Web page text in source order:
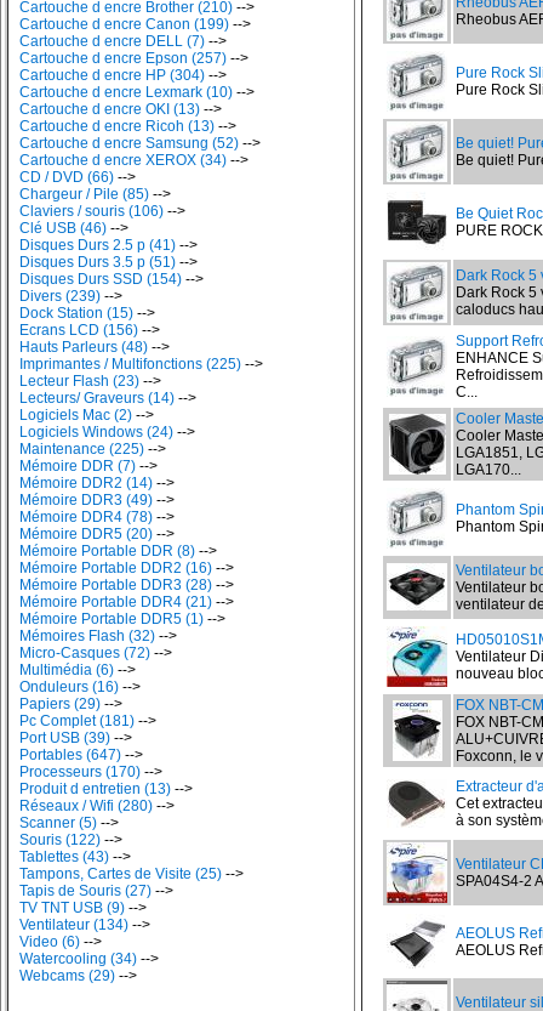
Cartouche d encre Brother (210) -->
Cartouche d encre Canon (199) -->
Cartouche d encre DELL (7) -->
Cartouche d encre Epson (257) -->
Cartouche d encre HP (304) -->
Cartouche d encre Lexmark (10) -->
Cartouche d encre OKI (13) -->
Cartouche d encre Ricoh (13) -->
Cartouche d encre Samsung (52) -->
Cartouche d encre XEROX (34) -->
CD / DVD (66) -->
Chargeur / Pile (85) -->
Claviers / souris (106) -->
Clé USB (46) -->
Disques Durs 2.5 p (41) -->
Disques Durs 3.5 p (51) -->
Disques Durs SSD (154) -->
Divers (239) -->
Dock Station (15) -->
Ecrans LCD (156) -->
Hauts Parleurs (48) -->
Imprimantes / Multifonctions (225) -->
Lecteur Flash (23) -->
Lecteurs/ Graveurs (14) -->
Logiciels Mac (2) -->
Logiciels Windows (24) -->
Maintenance (225) -->
Mémoire DDR (7) -->
Mémoire DDR2 (14) -->
Mémoire DDR3 (49) -->
Mémoire DDR4 (78) -->
Mémoire DDR5 (20) -->
Mémoire Portable DDR (8) -->
Mémoire Portable DDR2 (16) -->
Mémoire Portable DDR3 (28) -->
Mémoire Portable DDR4 (21) -->
Mémoire Portable DDR5 (1) -->
Mémoires Flash (32) -->
Micro-Casques (72) -->
Multimédia (6) -->
Onduleurs (16) -->
Papiers (29) -->
Pc Complet (181) -->
Port USB (39) -->
Portables (647) -->
Processeurs (170) -->
Produit d entretien (13) -->
Réseaux / Wifi (280) -->
Scanner (5) -->
Souris (122) -->
Tablettes (43) -->
Tampons, Cartes de Visite (25) -->
Tapis de Souris (27) -->
TV TNT USB (9) -->
Ventilateur (134) -->
Video (6) -->
Watercooling (34) -->
Webcams (29) -->
Rheobus
Pure Rock
Pure Rock
Be quiet!
Be quiet!
Be Quiet
PURE
Dark Rock 5
Dark Rock
caloducs
Support
ENHANCE
C...
Cooler
Cooler
LGA1851,
LGA170...
Phantom
Phantom
Ventilateur
Ventilateur
ventilateur
Ventilateur
nouveau
FOX NBT-
FOX NBT-
Foxconn, le
Extracteur
Cet
à son
Ventilateur
SPA04S4-2
AEOLUS
AEOLUS
Ventilateur